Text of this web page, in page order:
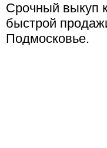
Срочный выкуп
быстрой
Подмосковье.